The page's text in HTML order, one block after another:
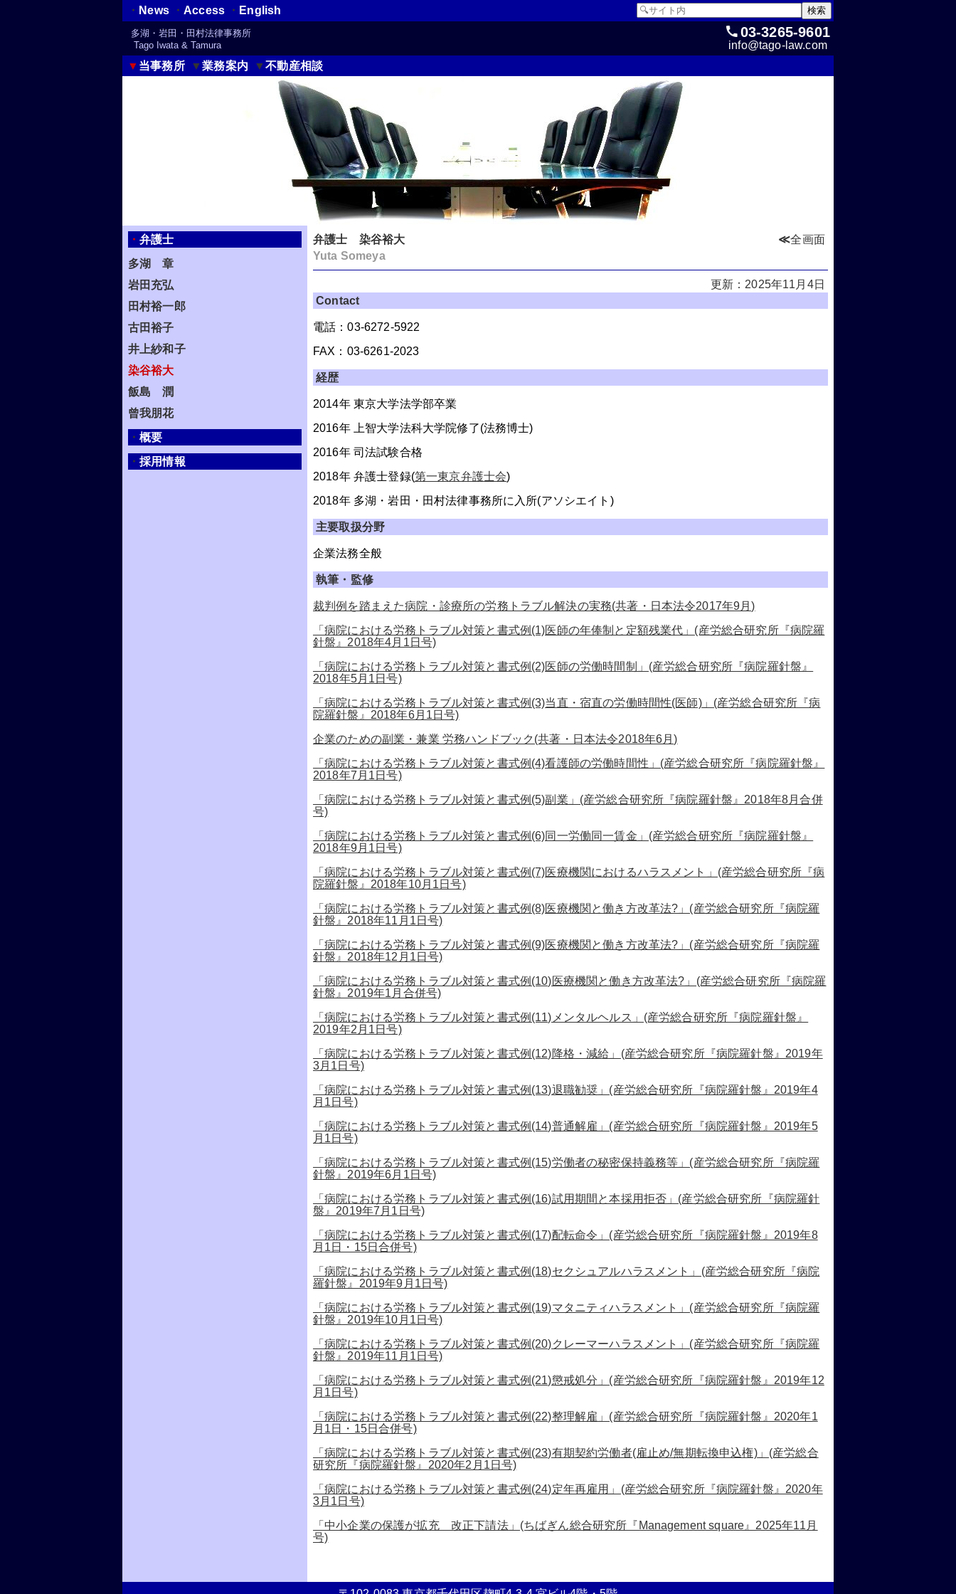
・ News ・Access ・ English
多湖・岩田・田村法律事務所
Tago Iwata & Tamura
03-3265-9601
info@tago-law.com
▼ 当事務所 ▼業務案内 ▼不動産相談
・弁護士
多湖 章
岩田充弘
田村裕一郎
古田裕子
井上紗和子
染谷裕大
飯島 潤
曾我朋花
・概要
・採用情報
弁護士 染谷裕大
Yuta Someya
≪全画面
更新：2025年11月4日
Contact
電話：03-6272-5922
FAX：03-6261-2023
経歴
2014年 東京大学法学部卒業
2016年 上智大学法科大学院修了(法務博士)
2016年 司法試験合格
2018年 弁護士登録(第一東京弁護士会)
2018年 多湖・岩田・田村法律事務所に入所(アソシエイト)
主要取扱分野
企業法務全般
執筆・監修
裁判例を踏まえた病院・診療所の労務トラブル解決の実務(共著・日本法令2017年9月)
「病院における労務トラブル対策と書式例(1)医師の年俸制と定額残業代」(産労総合研究所『病院羅
針盤』2018年4月1日号)
「病院における労務トラブル対策と書式例(2)医師の労働時間制」(産労総合研究所『病院羅針盤』
2018年5月1日号)
「病院における労務トラブル対策と書式例(3)当直・宿直の労働時間性(医師)」(産労総合研究所『病
院羅針盤』2018年6月1日号)
企業のための副業・兼業 労務ハンドブック(共著・日本法令2018年6月)
「病院における労務トラブル対策と書式例(4)看護師の労働時間性」(産労総合研究所『病院羅針盤』
2018年7月1日号)
「病院における労務トラブル対策と書式例(5)副業」(産労総合研究所『病院羅針盤』2018年8月合併
号)
「病院における労務トラブル対策と書式例(6)同一労働同一賃金」(産労総合研究所『病院羅針盤』
2018年9月1日号)
「病院における労務トラブル対策と書式例(7)医療機関におけるハラスメント」(産労総合研究所『病
院羅針盤』2018年10月1日号)
「病院における労務トラブル対策と書式例(8)医療機関と働き方改革法?」(産労総合研究所『病院羅
針盤』2018年11月1日号)
「病院における労務トラブル対策と書式例(9)医療機関と働き方改革法?」(産労総合研究所『病院羅
針盤』2018年12月1日号)
「病院における労務トラブル対策と書式例(10)医療機関と働き方改革法?」(産労総合研究所『病院羅
針盤』2019年1月合併号)
「病院における労務トラブル対策と書式例(11)メンタルヘルス」(産労総合研究所『病院羅針盤』
2019年2月1日号)
「病院における労務トラブル対策と書式例(12)降格・減給」(産労総合研究所『病院羅針盤』2019年
3月1日号)
「病院における労務トラブル対策と書式例(13)退職勧奨」(産労総合研究所『病院羅針盤』2019年4
月1日号)
「病院における労務トラブル対策と書式例(14)普通解雇」(産労総合研究所『病院羅針盤』2019年5
月1日号)
「病院における労務トラブル対策と書式例(15)労働者の秘密保持義務等」(産労総合研究所『病院羅
針盤』2019年6月1日号)
「病院における労務トラブル対策と書式例(16)試用期間と本採用拒否」(産労総合研究所『病院羅針
盤』2019年7月1日号)
「病院における労務トラブル対策と書式例(17)配転命令」(産労総合研究所『病院羅針盤』2019年8
月1日・15日合併号)
「病院における労務トラブル対策と書式例(18)セクシュアルハラスメント」(産労総合研究所『病院
羅針盤』2019年9月1日号)
「病院における労務トラブル対策と書式例(19)マタニティハラスメント」(産労総合研究所『病院羅
針盤』2019年10月1日号)
「病院における労務トラブル対策と書式例(20)クレーマーハラスメント」(産労総合研究所『病院羅
針盤』2019年11月1日号)
「病院における労務トラブル対策と書式例(21)懲戒処分」(産労総合研究所『病院羅針盤』2019年12
月1日号)
「病院における労務トラブル対策と書式例(22)整理解雇」(産労総合研究所『病院羅針盤』2020年1
月1日・15日合併号)
「病院における労務トラブル対策と書式例(23)有期契約労働者(雇止め/無期転換申込権)」(産労総合
研究所『病院羅針盤』2020年2月1日号)
「病院における労務トラブル対策と書式例(24)定年再雇用」(産労総合研究所『病院羅針盤』2020年
3月1日号)
「中小企業の保護が拡充 改正下請法」(ちばぎん総合研究所『Management square』2025年11月
号)